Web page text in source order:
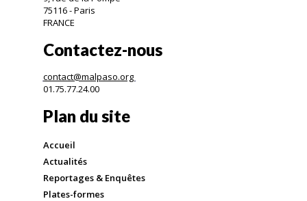
75116 - Paris
FRANCE
Contactez-nous
contact@malpaso.org
01.75.77.24.00
Plan du site
Accueil
Actualités
Reportages & Enquêtes
Plates-formes